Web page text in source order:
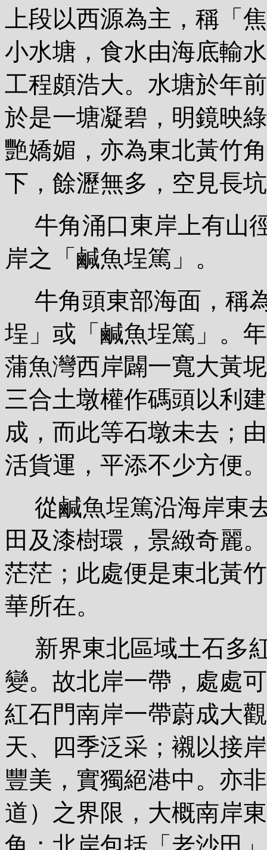
上段以西源為主，稱「
小水塘，食水由海底輸
工程頗浩大。水塘於年
於是一塘凝碧，明鏡映
艷嬌媚，亦為東北黃竹
下，餘瀝無多，空見長
牛角涌口東岸上有山
岸之「鹹魚埕篤」。
牛角頭東部海面，稱
埕」或「鹹魚埕篤」。
蒲魚灣西岸闢一寬大黃
三合土墩權作碼頭以利
成，而此等石墩未去；
活貨運，平添不少方便。
從鹹魚埕篤沿海岸東
田及漆樹環，景緻奇麗
茫茫；此處便是東北黃
華所在。
新界東北區域土石多
變。故北岸一帶，處處
紅石門南岸一帶蔚成大
天、四季泛采；襯以接
豐美，實獨絕港中。亦
道）之界限，大概南岸